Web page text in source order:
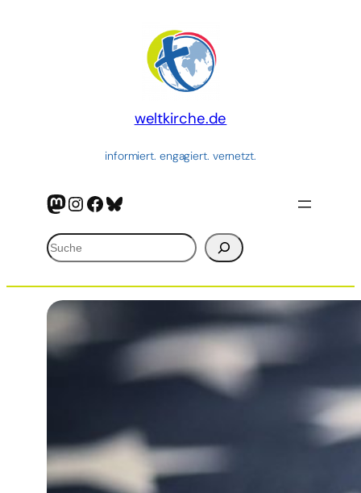
weltkirche.de
informiert. engagiert. vernetzt.
Mastodon
Instagram
Facebook
Bluesky
Suchen